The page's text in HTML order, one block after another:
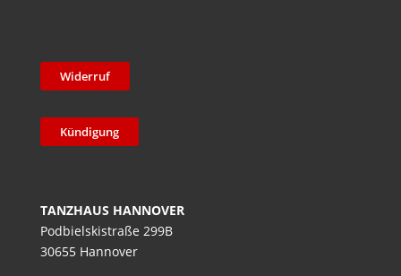
Widerruf
Kündigung
TANZHAUS HANNOVER
Podbielskistraße 299B
30655 Hannover